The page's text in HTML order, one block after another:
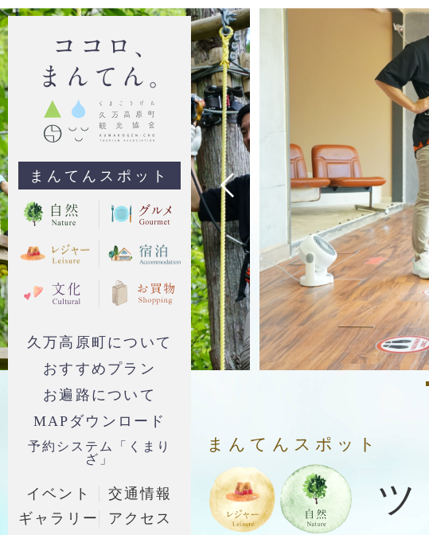
まんてんスポット
久万高原町について
おすすめプラン
お遍路について
MAPダウンロード
予約システム「くまり
ざ」
イベント
交通情報
ギャラリー
アクセス
まんてんスポット